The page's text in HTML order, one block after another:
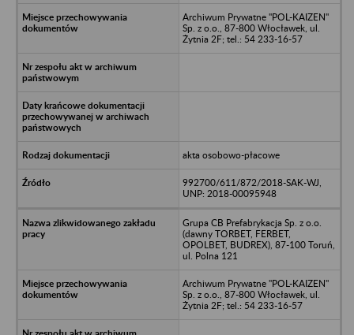
Archiwum Prywatne "POL-KAIZEN"
Sp. z o.o., 87-800 Włocławek, ul.
Żytnia 2F; tel.: 54 233-16-57
akta osobowo-płacowe
992700/611/872/2018-SAK-WJ,
UNP: 2018-00095948
Grupa CB Prefabrykacja Sp. z o.o.
(dawny TORBET, FERBET,
OPOLBET, BUDREX), 87-100 Toruń,
ul. Polna 121
Archiwum Prywatne "POL-KAIZEN"
Sp. z o.o., 87-800 Włocławek, ul.
Żytnia 2F; tel.: 54 233-16-57